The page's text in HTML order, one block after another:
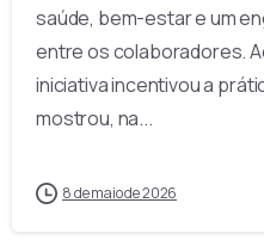
saúde, bem-estar e um
entre os colaboradores.
iniciativa incentivou a
mostrou, na...
8 de maio de 2026